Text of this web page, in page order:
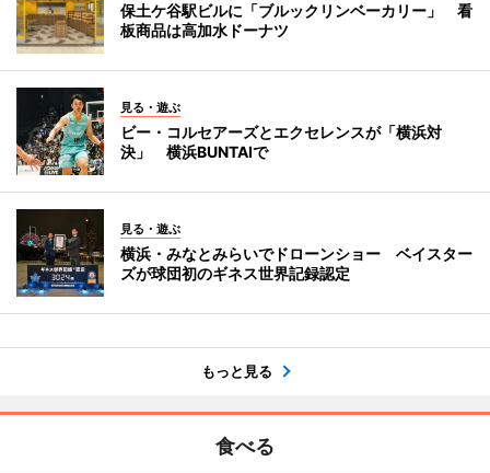
保土ケ谷駅ビルに「ブルックリンベーカリー」 看
板商品は高加水ドーナツ
見る・遊ぶ
ビー・コルセアーズとエクセレンスが「横浜対
決」 横浜BUNTAIで
見る・遊ぶ
横浜・みなとみらいでドローンショー ベイスター
ズが球団初のギネス世界記録認定
もっと見る
食べる